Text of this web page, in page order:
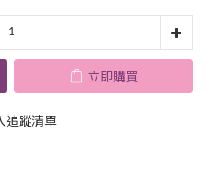
立即購買
追蹤清單